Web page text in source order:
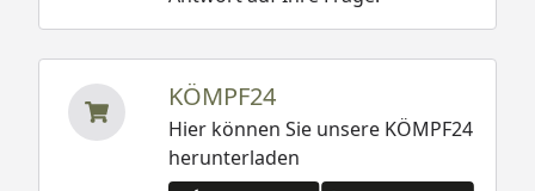
KÖMPF24
Hier können Sie unsere KÖMPF24
herunterladen